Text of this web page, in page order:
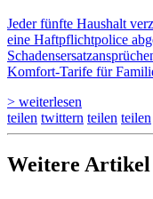
Jeder fünfte Haushalt
eine Haftpflichtpolice
Komfort-Tarife für
> weiterlesen
teilen twittern teilen teilen
Weitere Artikel